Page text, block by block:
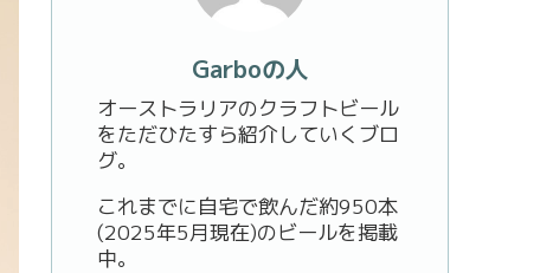
Garboの人
オーストラリアのクラフトビール
をただひたすら紹介していくブロ
グ。
これまでに自宅で飲んだ約950本
(2025年5月現在)のビールを掲載
中。